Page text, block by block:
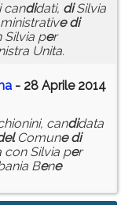
didati, diSilvia
e di
Silvia per
Unita.
- 28 Aprile 2014
candidata
elComune di
con Silvia per
Bene